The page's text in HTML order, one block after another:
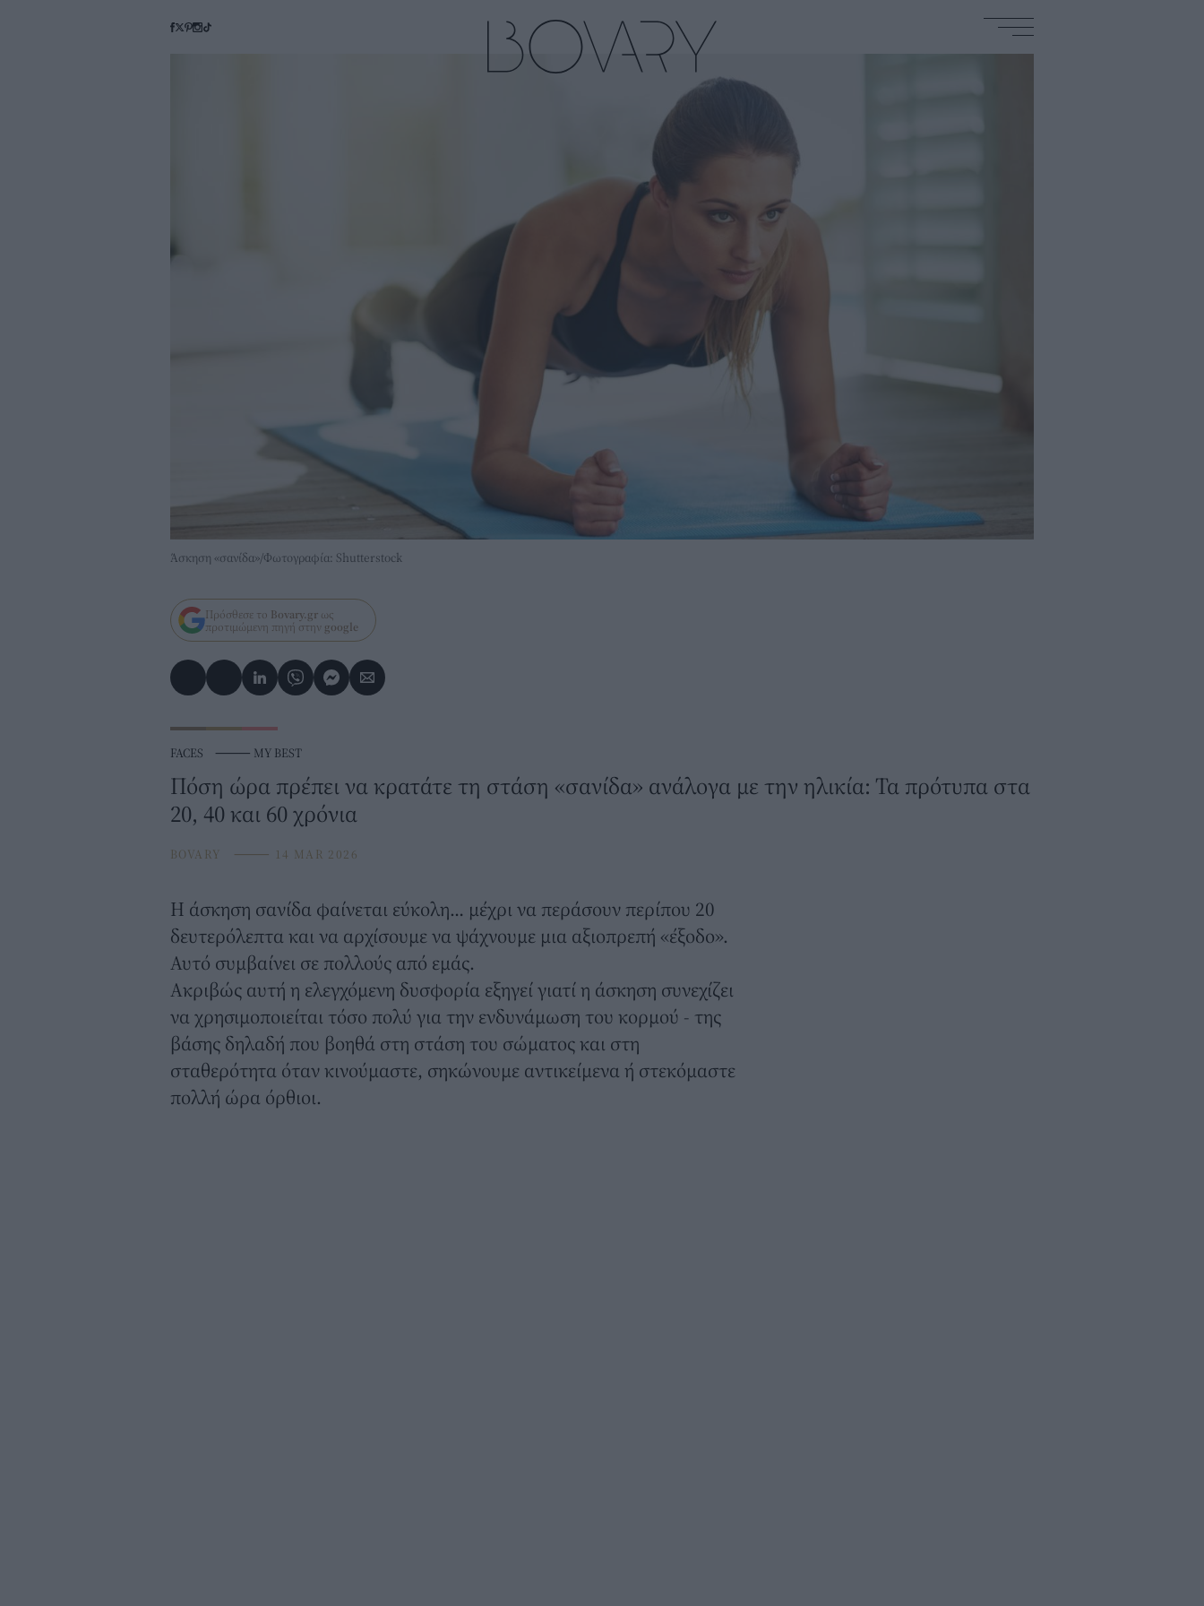
Άσκηση «σανίδα»/Φωτογραφία: Shutterstock
Πρόσθεσε το Bovary.gr ως
προτιμώμενη πηγή στην google
FACES ⸻ MY BEST
Πόση ώρα πρέπει να κρατάτε τη στάση «σανίδα» ανάλογα με την ηλικία: Τα πρότυπα στα
20, 40 και 60 χρόνια
BOVARY ⸻ 14 MAR 2026
Η άσκηση σανίδα φαίνεται εύκολη… μέχρι να περάσουν περίπου 20
δευτερόλεπτα και να αρχίσουμε να ψάχνουμε μια αξιοπρεπή «έξοδο».
Αυτό συμβαίνει σε πολλούς από εμάς.
Ακριβώς αυτή η ελεγχόμενη δυσφορία εξηγεί γιατί η άσκηση συνεχίζει
να χρησιμοποιείται τόσο πολύ για την ενδυνάμωση του κορμού - της
βάσης δηλαδή που βοηθά στη στάση του σώματος και στη
σταθερότητα όταν κινούμαστε, σηκώνουμε αντικείμενα ή στεκόμαστε
πολλή ώρα όρθιοι.